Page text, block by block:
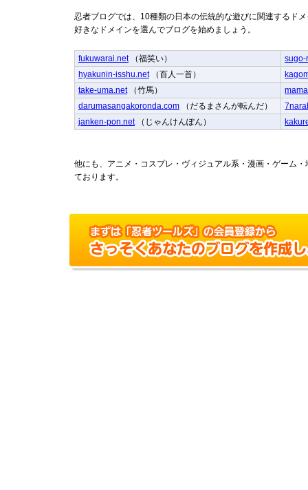
忍者ブログでは、10種類の日本の伝統的な遊びに関連するド
好きなドメインを選んでブログを始めましょう。
fukuwarai.net（福笑い）
sugo-
hyakunin-isshu.net（百人一首）
take-uma.net（竹馬）
darumasangakoronda.com （だるまさんが転んだ）
janken-pon.net（じゃんけんぽん）
他にも、アニメ・コスプレ・ヴィジュアル系・漫画・ゲーム
ております。